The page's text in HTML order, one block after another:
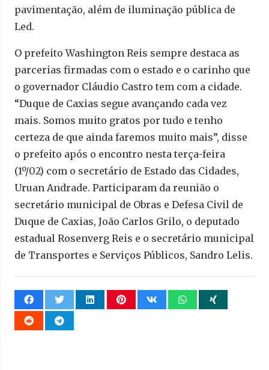
pavimentação, além de iluminação pública de
Led.
O prefeito Washington Reis sempre destaca as
parcerias firmadas com o estado e o carinho que
o governador Cláudio Castro tem com a cidade.
“Duque de Caxias segue avançando cada vez
mais. Somos muito gratos por tudo e tenho
certeza de que ainda faremos muito mais”, disse
o prefeito após o encontro nesta terça-feira
(1º/02) com o secretário de Estado das Cidades,
Uruan Andrade. Participaram da reunião o
secretário municipal de Obras e Defesa Civil de
Duque de Caxias, João Carlos Grilo, o deputado
estadual Rosenverg Reis e o secretário municipal
de Transportes e Serviços Públicos, Sandro Lelis.